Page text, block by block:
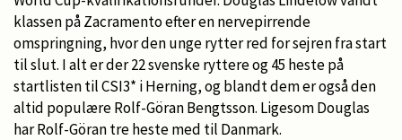
klassen på Zacramento efter en nervepirrende
omspringning, hvor den unge rytter red for sejren fra start
til slut. I alt er der 22 svenske ryttere og 45 heste på
startlisten til CSI3* i Herning, og blandt dem er også den
altid populære Rolf-Göran Bengtsson. Ligesom Douglas
har Rolf-Göran tre heste med til Danmark.